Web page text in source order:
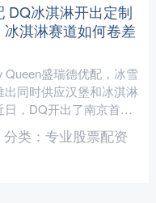
DQ冰淇淋开出定制
淇淋赛道如何卷差
Queen盛瑞德优配，冰雪
出同时供应汉堡和冰淇淋
日，DQ开出了南京首家
店。面对当下消费者的多
分类： 专业股票配资